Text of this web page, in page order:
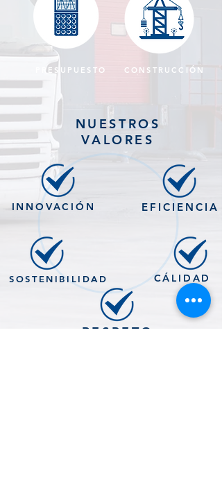
PRESUPUESTO CONSTRUCCIÓN
NUESTROS
VALORES
SOSTENIBILIDAD
INNOVACIÓN EFICIENCIA
CÁLIDAD
RESPETO